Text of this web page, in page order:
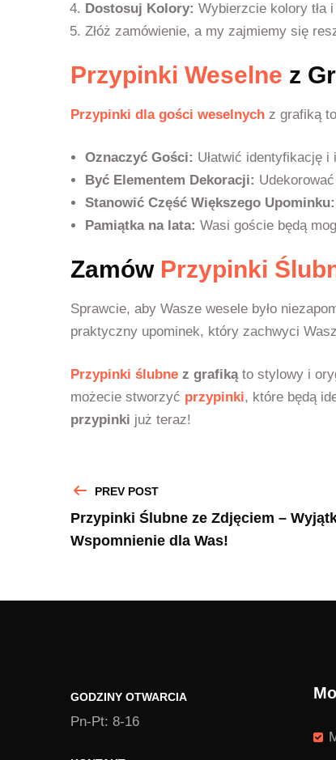
Dostosuj Kolory: Wybierzcie kolory tła
Złóż zamówienie, a my zajmiemy się
Przypinki Weselne z
Przypinki dla gości weselnych z grafiką
Oznaczyć Gości: Ułatwić identyfikację
Być Elementem Dekoracji:
Stanowić Część Większego Upominku:
Pamiątka na lata: Wasi goście będą
Zamów Przypinki
Sprawcie, aby Wasze wesele było
praktyczny upominek, który zachwyci
Przypinki ślubne z grafikąto stylowy i
możecie stworzyć przypinki, które będą
przypinki już teraz!
PREV POST
Przypinki Ślubne ze Zdjęciem –
Wspomnienie dla Was!
GODZINY OTWARCIA
Pn-Pt: 8-16